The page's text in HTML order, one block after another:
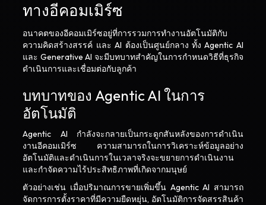
ทางอีคอมเมิร์ซ
อนาคตของอีคอมเมิร์ซอยู่ที่การรวมการทำงานอัตโนมัติกับ
ความคิดสร้างสรรค์ และ AI ต้องเป็นศูนย์กลาง ทั้ง Agentic AI
และ Generative AI จะมีบทบาทสำคัญในการกำหนดวิธีที่ธุรกิจ
ดำเนินการและเชื่อมต่อกับลูกค้า
บทบาทของ Agentic AI ในการ
อัตโนมัติ
Agentic AI กำลังจะกลายเป็นกระดูกสันหลังของการดำเนิน
งานอีคอมเมิร์ซ ความสามารถในการวิเคราะห์ข้อมูลอย่าง
อัตโนมัติและดำเนินการในเวลาจริงจะขยายการดำเนินงาน
และกำจัดความไร้ประสิทธิภาพที่เกิดจากมนุษย์
ตัวอย่างเช่น เมื่อปริมาณการขายเพิ่มขึ้น Agentic AI สามารถ
จัดการการตั้งราคาที่มีความยืดหยุ่น, อัตโนมัติการจัดสรรสินค้า